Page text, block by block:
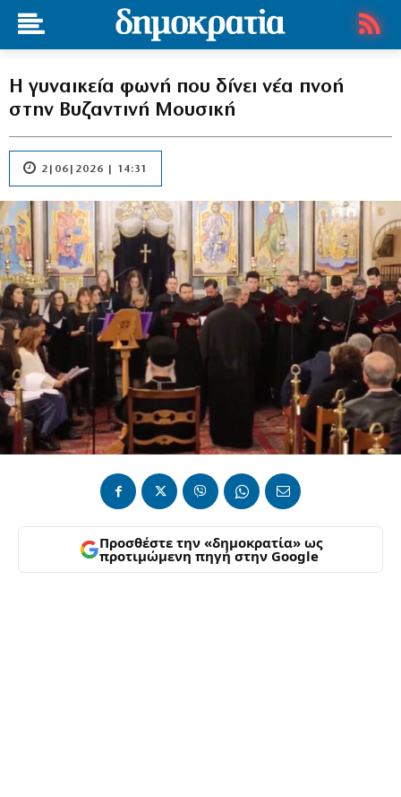
Η γυναικεία φωνή που δίνει νέα πνοή
στην Βυζαντινή Μουσική
2|06|2026 | 14:31
Προσθέστε την «δημοκρατία» ως
προτιμώμενη πηγή στην Google